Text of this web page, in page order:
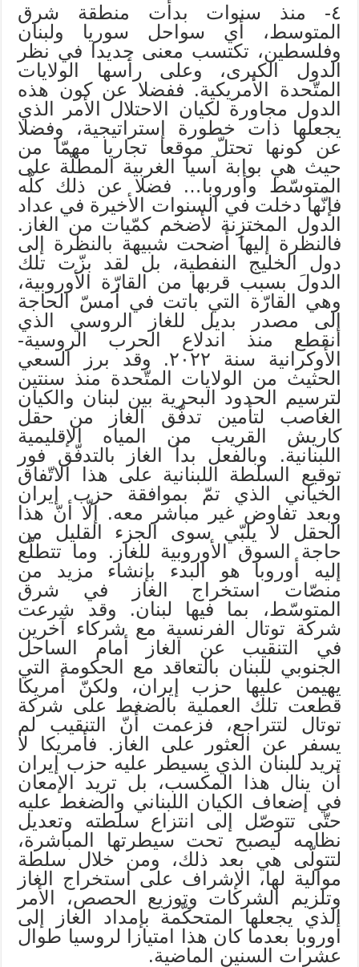
٤- منذ سنوات بدأت منطقة شرق
المتوسط، أي سواحل سوريا ولبنان
وفلسطين، تكتسب معنى جديدا في نظر
الدول الكبرى، وعلى رأسها الولايات
المتّحدة الأمريكية. ففضلا عن كون هذه
الدول مجاورة لكيان الاحتلال الأمر الذي
يجعلها ذات خطورة إستراتيجية، وفضلا
عن كونها تحتلّ موقعا تجاريا مهمّا من
حيث هي بوابة آسيا الغربية المطلّة على
المتوسّط وأوروبا… فضلا عن ذلك كلّه
فإنّها دخلت في السنوات الأخيرة في عداد
الدول المختزِنة لأضخم كمّيات من الغاز.
فالنظرة إليها أضحت شبيهة بالنظرة إلى
دول الخليج النفطية، بل لقد بزّت تلك
الدولَ بسبب قربها من القارّة الأوروبية،
وهي القارّة التي باتت في أمسّ الحاجة
إلى مصدر بديل للغاز الروسي الذي
انقطع منذ اندلاع الحرب الروسية-
الأوكرانية سنة ٢٠٢٢. وقد برز السعي
الحثيث من الولايات المتّحدة منذ سنتين
لترسيم الحدود البحرية بين لبنان والكيان
الغاصب لتأمين تدفّق الغاز من حقل
كاريش القريب من المياه الإقليمية
اللبنانية. وبالفعل بدأ الغاز بالتدفّق فور
توقيع السلطة اللبنانية على هذا الاتّفاق
الخياني الذي تمّ بموافقة حزب إيران
وبعد تفاوض غير مباشر معه. إلّا أنّ هذا
الحقل لا يلبّي سوى الجزء القليل من
حاجة السوق الأوروبية للغاز. وما تتطلّع
إليه أوروبا هو البدء بإنشاء مزيد من
منصّات استخراج الغاز في شرق
المتوسّط، بما فيها لبنان. وقد شرعت
شركة توتال الفرنسية مع شركاء آخرين
في التنقيب عن الغاز أمام الساحل
الجنوبي للبنان بالتعاقد مع الحكومة التي
يهيمن عليها حزب إيران، ولكنّ أمريكا
قطعت تلك العملية بالضغط على شركة
توتال لتتراجع، فزعمت أنّ التنقيب لم
يسفر عن العثور على الغاز. فأمريكا لا
تريد للبنان الذي يسيطر عليه حزب إيران
أن ينال هذا المكسب، بل تريد الإمعان
في إضعاف الكيان اللبناني والضغط عليه
حتّى تتوصّل إلى انتزاع سلطته وتعديل
نظامه ليصبح تحت سيطرتها المباشرة،
لتتولّى هي بعد ذلك، ومن خلال سلطة
موالية لها، الإشراف على استخراج الغاز
وتلزيم الشركات وتوزيع الحصص، الأمر
الذي يجعلها المتحكّمة بإمداد الغاز إلى
أوروبا بعدما كان هذا امتيازا لروسيا طوال
عشرات السنين الماضية.